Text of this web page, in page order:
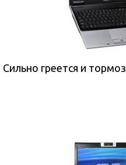
Сильно греется и